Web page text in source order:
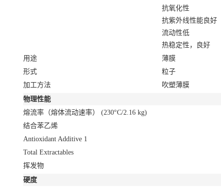
抗氧化性
抗紫外线性能良好
流动性低
热稳定性，良好
用途
薄膜
形式
粒子
加工方法
吹塑薄膜
物理性能
熔流率（熔体流动速率） (230°C/2.16 kg)
结合苯乙烯
Antioxidant Additive 1
Total Extractables
挥发物
硬度